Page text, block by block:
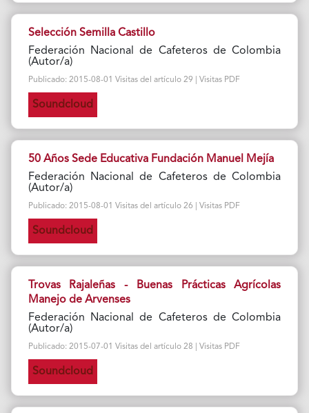
Selección Semilla Castillo
Federación Nacional de Cafeteros de Colombia
(Autor/a)
Publicado: 2015-08-01 Visitas del artículo 29 | Visitas PDF
Soundcloud
50 Años Sede Educativa Fundación Manuel Mejía
Federación Nacional de Cafeteros de Colombia
(Autor/a)
Publicado: 2015-08-01 Visitas del artículo 26 | Visitas PDF
Soundcloud
Trovas Rajaleñas - Buenas Prácticas Agrícolas
Manejo de Arvenses
Federación Nacional de Cafeteros de Colombia
(Autor/a)
Publicado: 2015-07-01 Visitas del artículo 28 | Visitas PDF
Soundcloud